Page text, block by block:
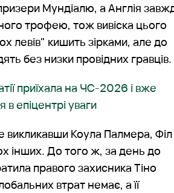
Мундіалю, а Англія
трофею, тож вивіска цього
левів" кишить зірками, але до
без низки провідних гравців.
приїхала на ЧС-2026 і вже
епіцентрі уваги
викликавши Коула Палмера, Філ
інших. До того ж, за день до
правого захисника Тіно
втрат немає, а її